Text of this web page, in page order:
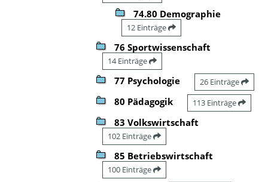
74.80 Demographie
12 Einträge
76 Sportwissenschaft
14 Einträge
77 Psychologie 26 Einträge
80 Pädagogik 113 Einträge
83 Volkswirtschaft
102 Einträge
85 Betriebswirtschaft
100 Einträge